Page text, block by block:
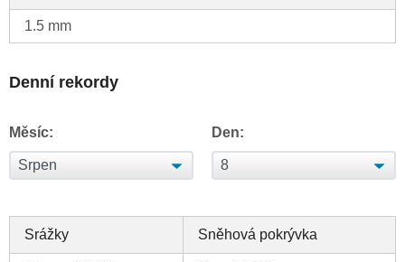
1.5 mm
Denní rekordy
Měsíc: Den:
Srážky Sněhová pokrývka